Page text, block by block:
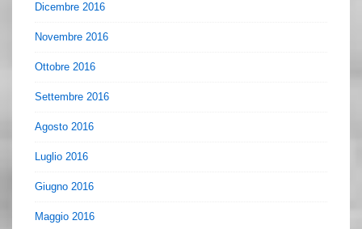
Dicembre 2016
Novembre 2016
Ottobre 2016
Settembre 2016
Agosto 2016
Luglio 2016
Giugno 2016
Maggio 2016